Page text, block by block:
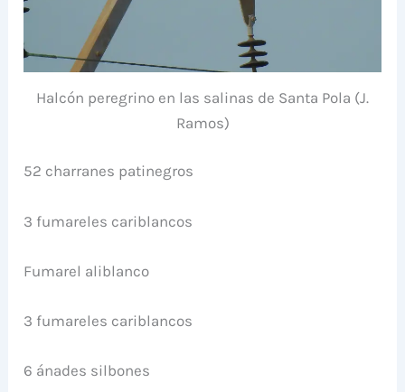
Halcón peregrino en las salinas de Santa Pola (J.
Ramos)
52 charranes patinegros
3 fumareles cariblancos
Fumarel aliblanco
3 fumareles cariblancos
6 ánades silbones